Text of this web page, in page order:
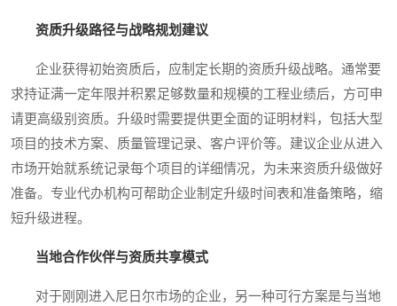
资质升级路径与战略规划建议
企业获得初始资质后，应制定长期的资质升级战略。通常要
求持证满一定年限并积累足够数量和规模的工程业绩后，方可申
请更高级别资质。升级时需要提供更全面的证明材料，包括大型
项目的技术方案、质量管理记录、客户评价等。建议企业从进入
市场开始就系统记录每个项目的详细情况，为未来资质升级做好
准备。专业代办机构可帮助企业制定升级时间表和准备策略，缩
短升级进程。
当地合作伙伴与资质共享模式
对于刚刚进入尼日尔市场的企业，另一种可行方案是与当地